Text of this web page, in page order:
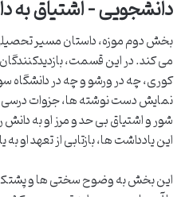
دانشجویی – اشتیاق به
بخش دوم موزه، داستان مسیر تحصیلی
می کند. در این قسمت،
کوری، چه در ورشو و چه در دانشگاه
نمایش دست نوشته ها، جزوات درسی
شور و اشتیاق بی حد و مرز او به
این یادداشت ها، بازتابی از تعهد او
این بخش به وضوح سختی ها و